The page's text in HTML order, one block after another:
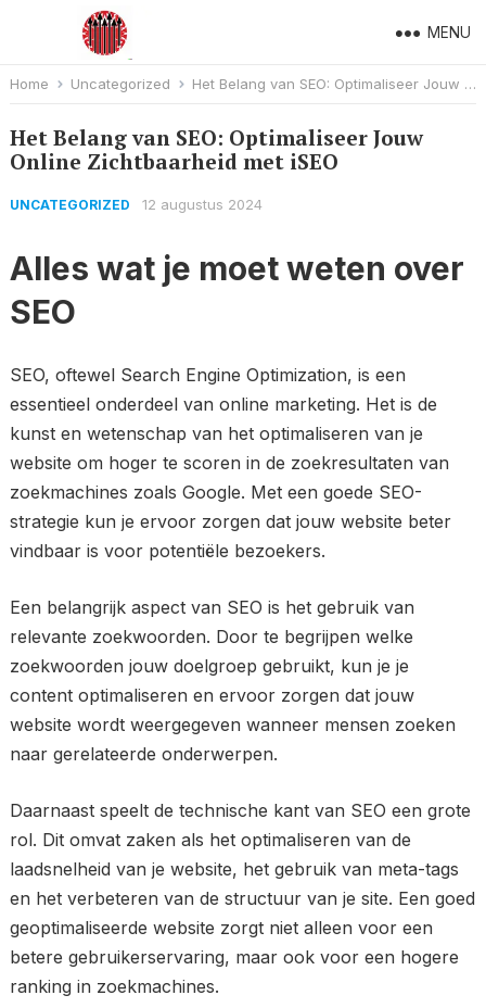
MENU
Home Uncategorized Het Belang van SEO: Optimaliseer Jouw Online Zichtbaarheid met iSEO
Het Belang van SEO: Optimaliseer Jouw
Online Zichtbaarheid met iSEO
UNCATEGORIZED 12 augustus 2024
Alles wat je moet weten over
SEO
SEO, oftewel Search Engine Optimization, is een
essentieel onderdeel van online marketing. Het is de
kunst en wetenschap van het optimaliseren van je
website om hoger te scoren in de zoekresultaten van
zoekmachines zoals Google. Met een goede SEO-
strategie kun je ervoor zorgen dat jouw website beter
vindbaar is voor potentiële bezoekers.
Een belangrijk aspect van SEO is het gebruik van
relevante zoekwoorden. Door te begrijpen welke
zoekwoorden jouw doelgroep gebruikt, kun je je
content optimaliseren en ervoor zorgen dat jouw
website wordt weergegeven wanneer mensen zoeken
naar gerelateerde onderwerpen.
Daarnaast speelt de technische kant van SEO een grote
rol. Dit omvat zaken als het optimaliseren van de
laadsnelheid van je website, het gebruik van meta-tags
en het verbeteren van de structuur van je site. Een goed
geoptimaliseerde website zorgt niet alleen voor een
betere gebruikerservaring, maar ook voor een hogere
ranking in zoekmachines.